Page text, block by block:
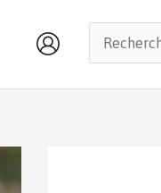
Rechercher :